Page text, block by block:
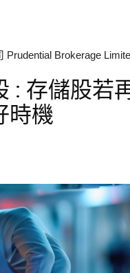
Prudential Brokerage
: 存儲股若
時機